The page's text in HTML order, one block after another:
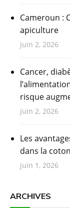
Cameroun :
apiculture
juin 2, 2026
Cancer,
risque
juin 2, 2026
Les
dans la
juin 1, 2026
ARCHIVES